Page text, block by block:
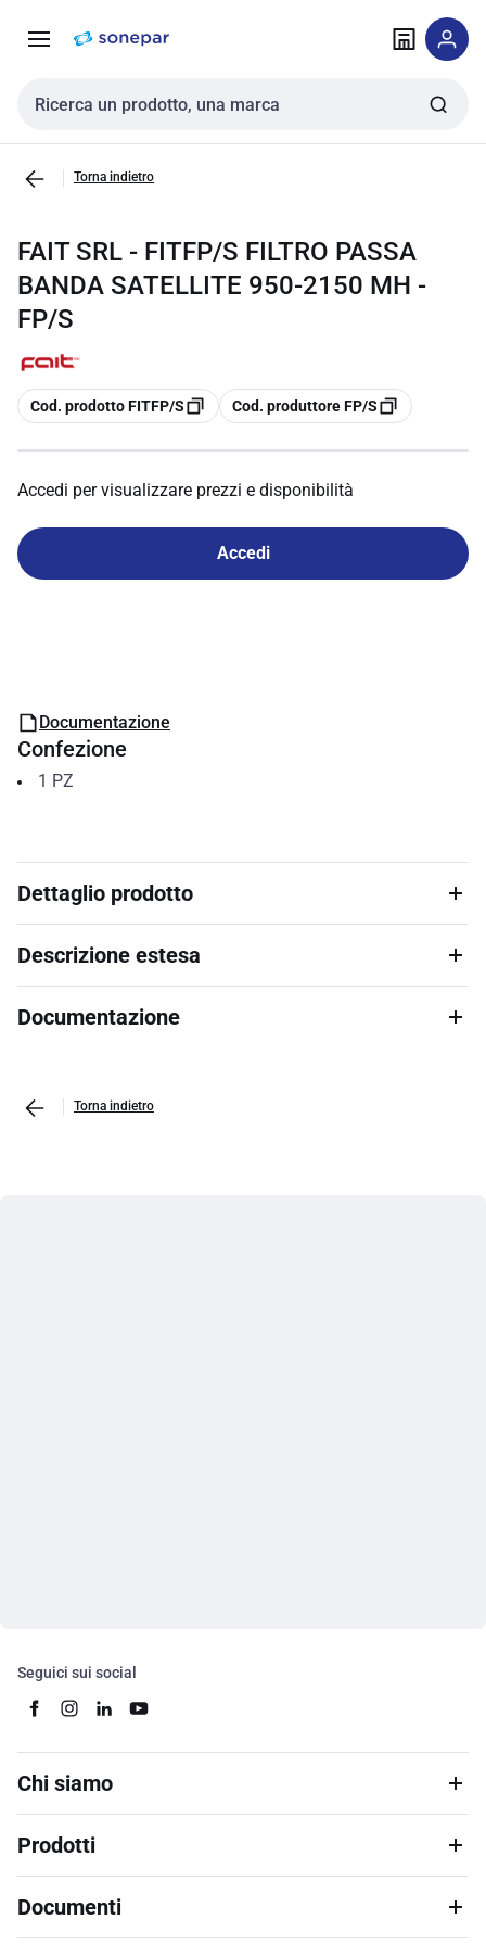
navigazione alla
Cerca input
Torna indietro
FAIT SRL - FITFP/S FILTRO PASSA
BANDA SATELLITE 950-2150 MH -
FP/S
copia
Cod. prodotto FITFP/S copia
Cod. produttore FP/S
Accedi per visualizzare prezzi e disponibilità
Accedi
Documentazione
Confezione
1 PZ
Dettaglio prodotto
Descrizione estesa
Documentazione
Torna indietro
Seguici sui social
Chi siamo
Prodotti
Documenti